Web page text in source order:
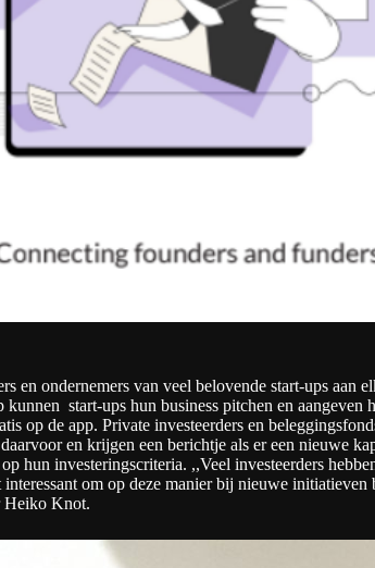
en ondernemers van veel belovende start-ups aan
start-ups hun business pitchen en aangeven
op de app. Private investeerders en
en krijgen een berichtje als er een nieuwe
hun investeringscriteria. ,,Veel investeerders
om op deze manier bij nieuwe initiatieven
Heiko Knot.